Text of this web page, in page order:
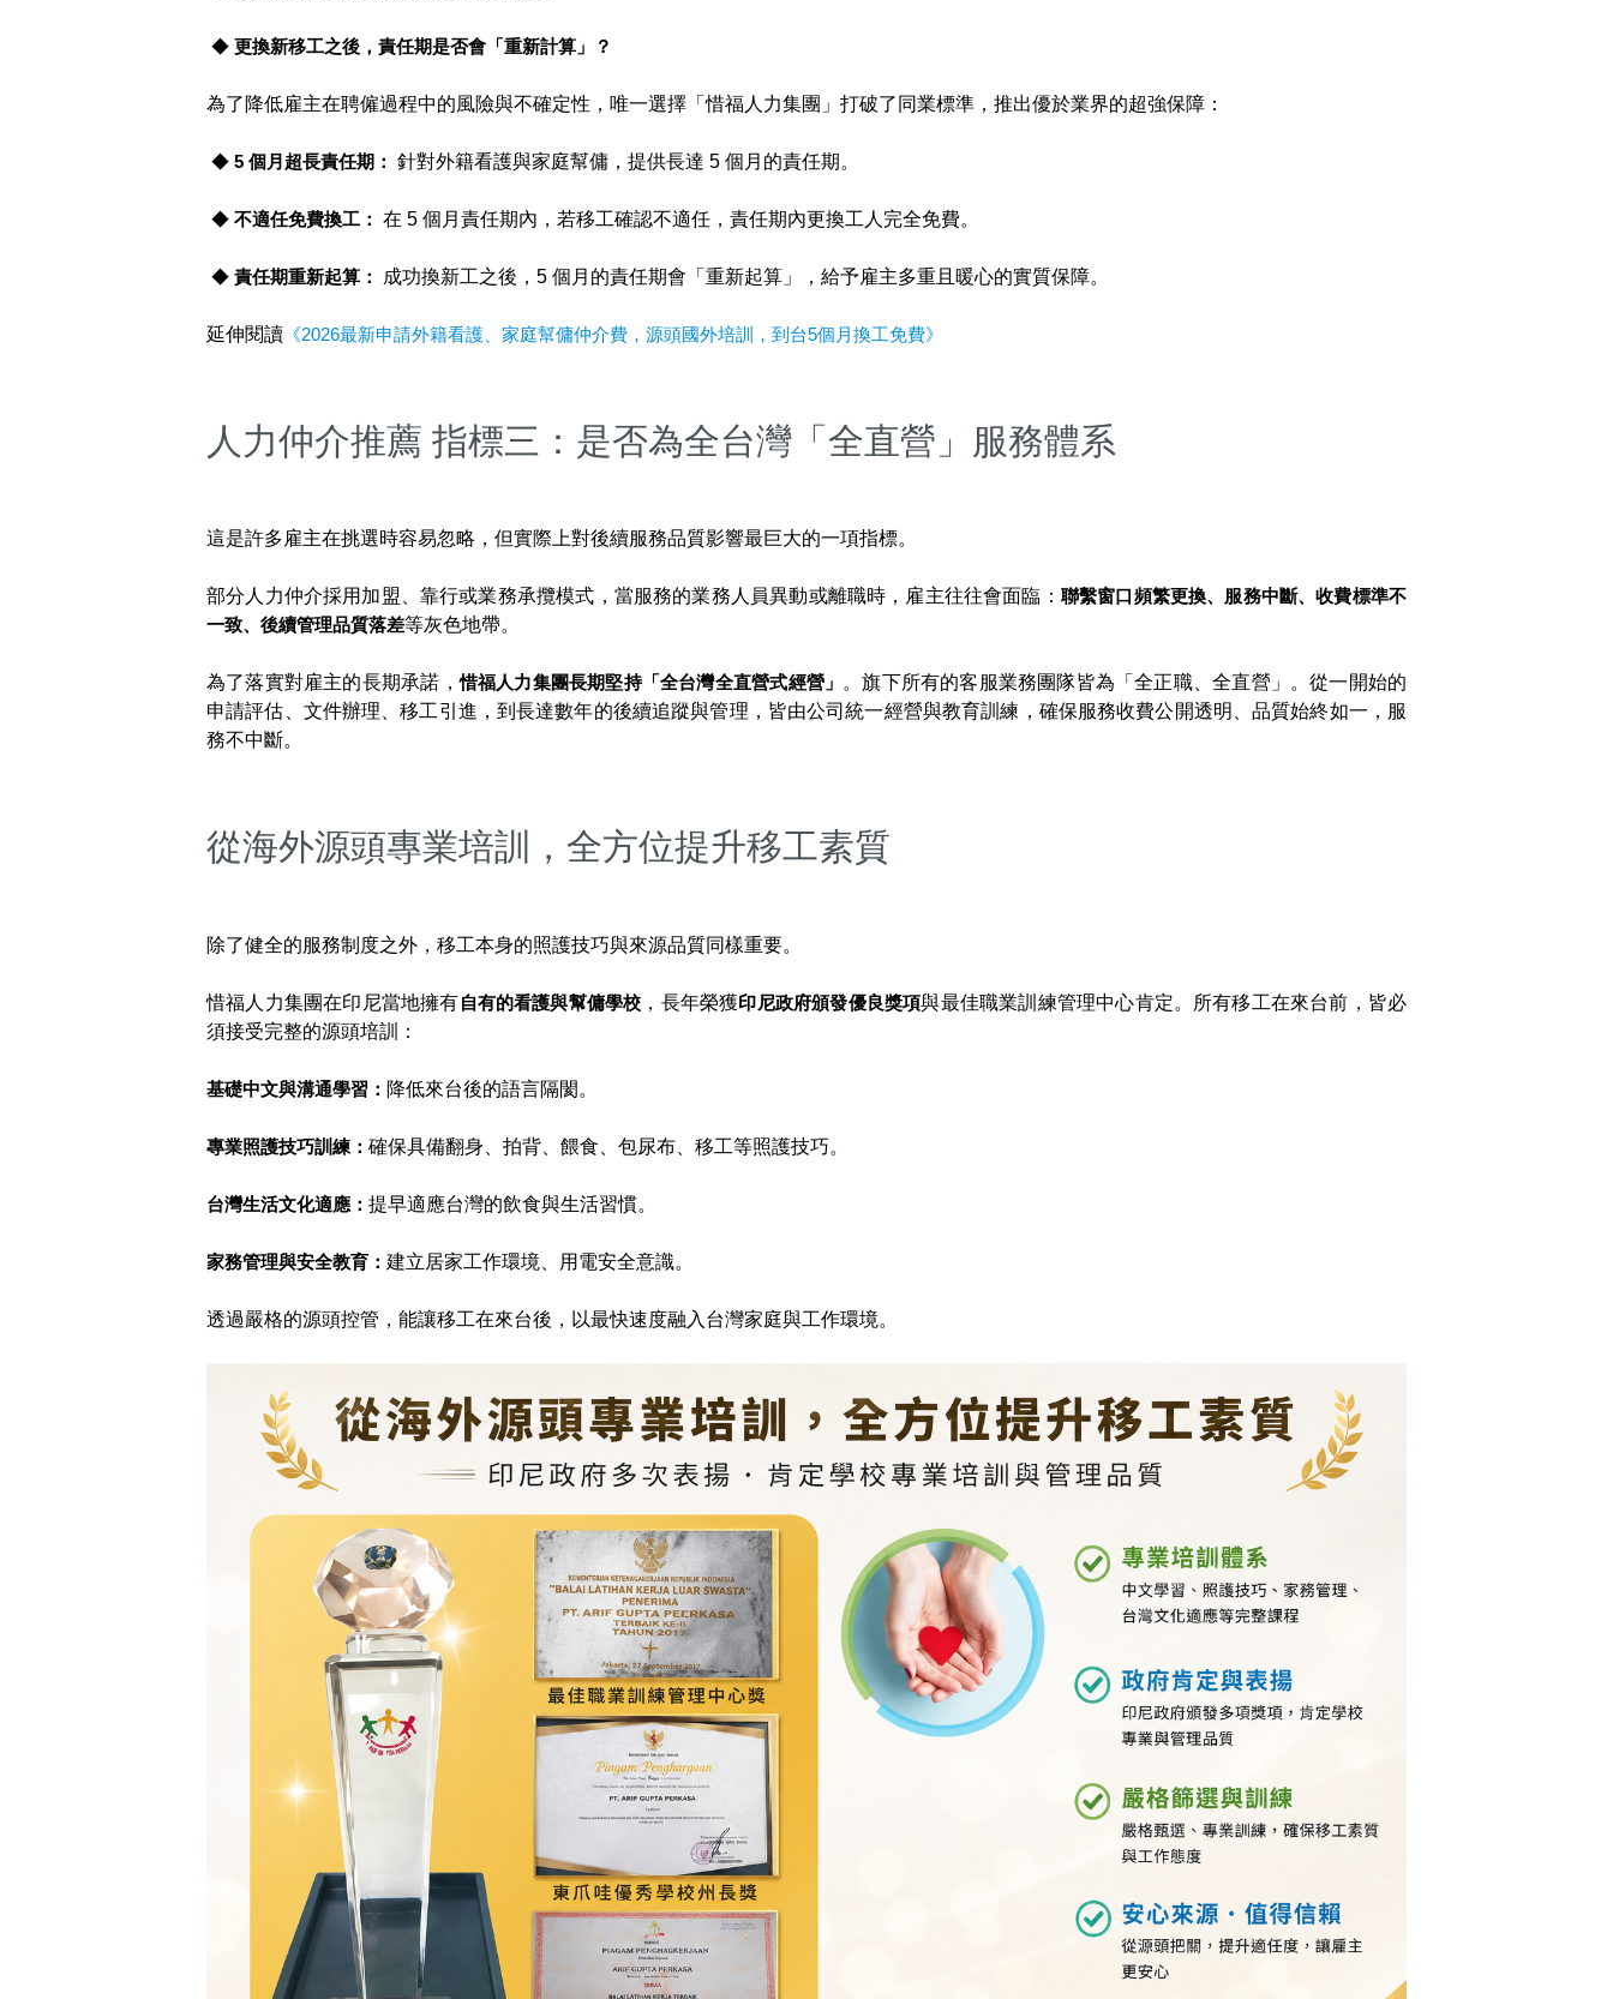
◆ 更換新移工之後，責任期是否會「重新計算」？
為了降低雇主在聘僱過程中的風險與不確定性，唯一選擇「惜福人力集團」打破了同業標準，推出優於業界的超強保障：
◆ 5 個月超長責任期： 針對外籍看護與家庭幫傭，提供長達 5 個月的責任期。
◆ 不適任免費換工： 在 5 個月責任期內，若移工確認不適任，責任期內更換工人完全免費。
◆ 責任期重新起算： 成功換新工之後，5 個月的責任期會「重新起算」，給予雇主多重且暖心的實質保障。
延伸閱讀 《2026最新申請外籍看護、家庭幫傭仲介費，源頭國外培訓，到台5個月換工免費》
人力仲介推薦 指標三：是否為全台灣「全直營」服務體系
這是許多雇主在挑選時容易忽略，但實際上對後續服務品質影響最巨大的一項指標。
部分人力仲介採用加盟、靠行或業務承攬模式，當服務的業務人員異動或離職時，雇主往往會面臨： 聯繫窗口頻繁更換、服務中斷、收費標準不
一致、後續管理品質落差等灰色地帶。
為了落實對雇主的長期承諾，惜福人力集團長期堅持「全台灣全直營式經營」 。旗下所有的客服業務團隊皆為「全正職、全直營」。從一開始的
申請評估、文件辦理、移工引進，到長達數年的後續追蹤與管理，皆由公司統一經營與教育訓練，確保服務收費公開透明、品質始終如一，服
務不中斷。
從海外源頭專業培訓，全方位提升移工素質
除了健全的服務制度之外，移工本身的照護技巧與來源品質同樣重要。
惜福人力集團在印尼當地擁有自有的看護與幫傭學校 ，長年榮獲印尼政府頒發優良獎項與最佳職業訓練管理中心肯定。所有移工在來台前，皆必
須接受完整的源頭培訓：
基礎中文與溝通學習： 降低來台後的語言隔閡。
專業照護技巧訓練： 確保具備翻身、拍背、餵食、包尿布、移工等照護技巧。
台灣生活文化適應： 提早適應台灣的飲食與生活習慣。
家務管理與安全教育： 建立居家工作環境、用電安全意識。
透過嚴格的源頭控管，能讓移工在來台後，以最快速度融入台灣家庭與工作環境。